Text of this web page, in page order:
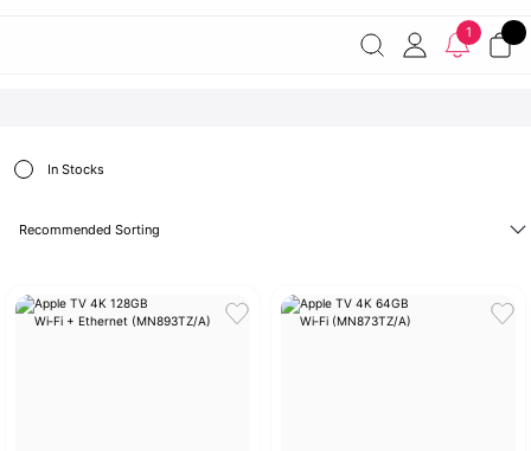
7000 TL ve üzeri
Şirketinize ait cihazları JAMF ile
1
In Stocks